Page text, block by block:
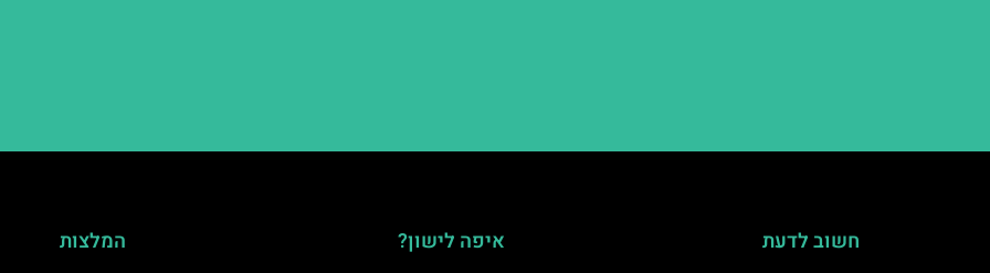
חשוב לדעת
איפה לישון?
המלצות